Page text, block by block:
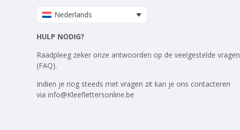
Nederlands
HULP NODIG?
Raadpleeg zeker onze antwoorden op de veelgestelde vragen
(FAQ).
Indien je nog steeds met vragen zit kan je ons contacteren
via info@Kleeflettersonline.be